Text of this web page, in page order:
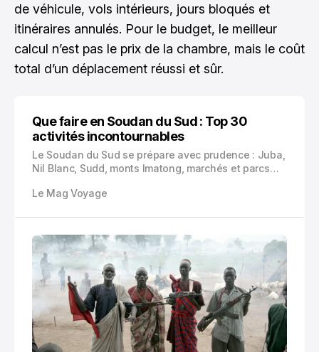
de véhicule, vols intérieurs, jours bloqués et
itinéraires annulés. Pour le budget, le meilleur
calcul n’est pas le prix de la chambre, mais le coût
total d’un déplacement réussi et sûr.
Que faire en Soudan du Sud : Top 30
activités incontournables
Le Soudan du Sud se prépare avec prudence : Juba,
Nil Blanc, Sudd, monts Imatong, marchés et parcs
fiables, autorisations et forte vigilance.
Le Mag Voyage